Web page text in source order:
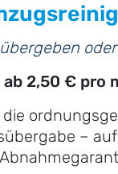
ab 2,50 € pro
die
–